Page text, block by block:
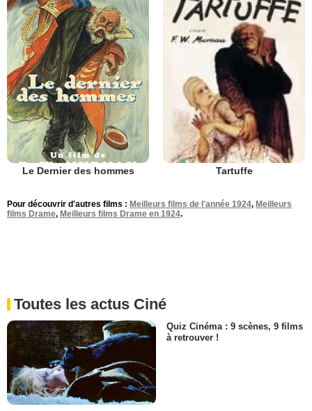
Le Dernier des hommes Tartuffe
Pour découvrir d'autres films : Meilleurs films de l'année 1924, Meilleurs
films Drame, Meilleurs films Drame en 1924.
Toutes les actus Ciné
Quiz Cinéma : 9 scènes, 9 films
à retrouver !